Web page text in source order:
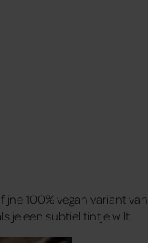
100% vegan variant van
je een subtiel tintje wilt.